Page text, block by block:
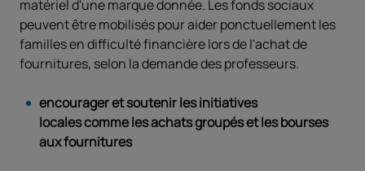
matériel d'une marque donnée. Les fonds sociaux
peuvent être mobilisés pour aider ponctuellement les
familles en difficulté financière lors de l'achat de
fournitures, selon la demande des professeurs.
encourager et soutenir les initiatives
locales comme les achats groupés et les bourses
aux fournitures